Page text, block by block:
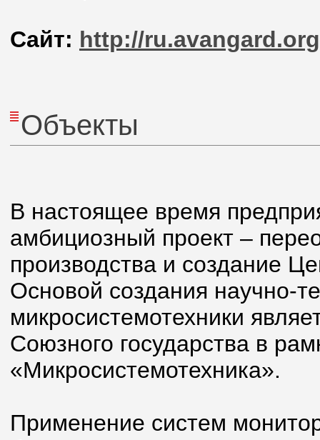
Сайт: http://ru.avangard.org
Объекты
В настоящее время
амбициозный проект –
производства и создание
Основой создания научно-
микросистемотехники
Союзного государства в
«Микросистемотехника».
Применение систем